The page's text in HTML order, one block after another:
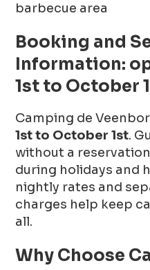
barbecue area
Booking and
Information:
1st to October
Camping de
1st to October 1st.
without a
during holidays and
nightly rates and
charges help keep
all.
Why Choose